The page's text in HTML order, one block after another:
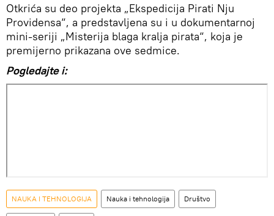
Otkrića su deo projekta „Ekspedicija Pirati Nju
Providensa“, a predstavljena su i u dokumentarnoj
mini-seriji „Misterija blaga kralja pirata“, koja je
premijerno prikazana ove sedmice.
Pogledajte i:
NAUKA I TEHNOLOGIJA Nauka i tehnologija Društvo